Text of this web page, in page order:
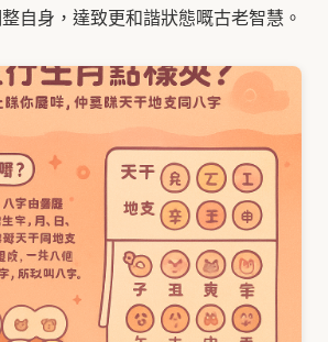
自身，達致更和諧狀態嘅古老智慧。